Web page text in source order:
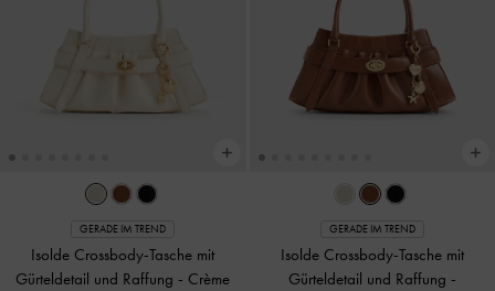
GERADE IM TREND
Isolde Crossbody-Tasche mit
Gürteldetail und Raffung - Crème
GERADE IM TREND
Isolde Crossbody-Tasche mit
Gürteldetail und Raffung -